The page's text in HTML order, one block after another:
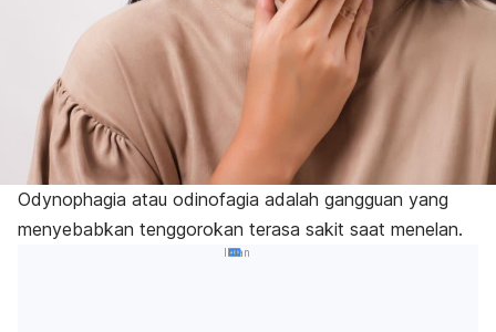
Odynophagia atau odinofagia adalah gangguan yang
menyebabkan tenggorokan terasa sakit saat menelan.
Iklan